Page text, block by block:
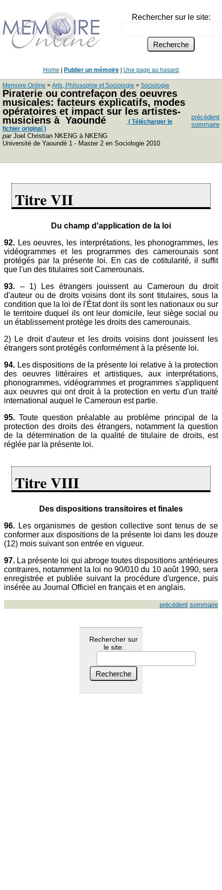
Rechercher sur le site:
Home Publier un mémoire Une page au hasard
Memoire Online > Arts, Philosophie et Sociologie > Sociologie
Piraterie ou contrefaçon des oeuvres
musicales: facteurs explicatifs, modes
opératoires et impact sur les artistes-
musiciens à Yaoundé
( Télécharger le
fichier original )
parJoel Christian NKENG à NKENG
Université de Yaoundé 1 - Master 2 en Sociologie 2010
précédent
sommaire
Titre VII
Du champ d'application de la loi
92. Les oeuvres, les interprétations, les phonogrammes, les
vidéogrammes et les programmes des camerounais sont
protégés par la présente loi. En cas de cotitularité, il suffit
que l'un des titulaires soit Camerounais.
93. -- 1) Les étrangers jouissent au Cameroun du droit
d'auteur ou de droits voisins dont ils sont titulaires, sous la
condition que la loi de l'État dont ils sont les nationaux ou sur
le territoire duquel ils ont leur domicile, leur siège social ou
un établissement protège les droits des camerounais.
2) Le droit d'auteur et les droits voisins dont jouissent les
étrangers sont protégés conformément à la présente loi.
94. Les dispositions de la présente loi relative à la protection
des oeuvres littéraires et artistiques, aux interprétations,
phonogrammes, vidéogrammes et programmes s'appliquent
aux oeuvres qui ont droit à la protection en vertu d'un traité
international auquel le Cameroun est partie.
95.Toute question préalable au problème principal de la
protection des droits des étrangers, notamment la question
de la détermination de la qualité de titulaire de droits, est
réglée par la présente loi.
Titre VIII
Des dispositions transitoires et finales
96. Les organismes de gestion collective sont tenus de se
conformer aux dispositions de la présente loi dans les douze
(12) mois suivant son entrée en vigueur.
97. La présente loi qui abroge toutes dispositions antérieures
contraires, notamment la loi no 90/010 du 10 août 1990, sera
enregistrée et publiée suivant la procédure d'urgence, puis
insérée au Journal Officiel en français et en anglais.
précédent sommaire
Rechercher sur
le site: